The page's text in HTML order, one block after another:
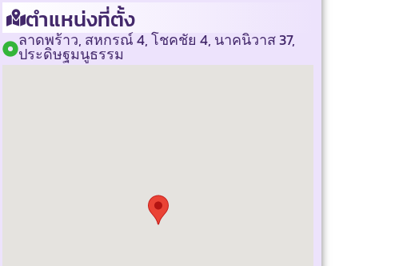
ตำแหน่งที่ตั้ง
ลาดพร้าว, สหกรณ์ 4, โชคชัย 4, นาคนิวาส 37,
ประดิษฐมนูธรรม